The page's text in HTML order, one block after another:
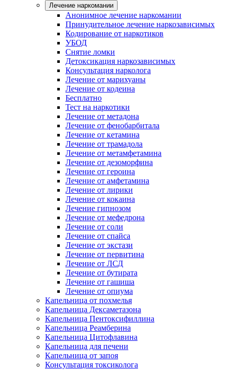
Лечение наркомании
Анонимное лечение наркомании
Принудительное лечение наркозависимых
Кодирование от наркотиков
УБОД
Снятие ломки
Детоксикация наркозависимых
Консультация нарколога
Лечение от марихуаны
Лечение от кодеина
Бесплатно
Тест на наркотики
Лечение от метадона
Лечение от фенобарбитала
Лечение от кетамина
Лечение от трамадола
Лечение от метамфетамина
Лечение от дезоморфина
Лечение от героина
Лечение от амфетамина
Лечение от лирики
Лечение от кокаина
Лечение гипнозом
Лечение от мефедрона
Лечение от соли
Лечение от спайса
Лечение от экстази
Лечение от первитина
Лечение от ЛСД
Лечение от бутирата
Лечение от гашиша
Лечение от опиума
Капельница от похмелья
Капельница Дексаметазона
Капельница Пентоксифиллина
Капельница Реамберина
Капельница Цитофлавина
Капельница для печени
Капельница от запоя
Консультация токсиколога